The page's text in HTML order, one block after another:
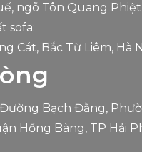
ngõ Tôn Quang Phiệt
sofa:
Cát, Bắc Từ Liêm, Hà
Đường Bạch Đằng,
Hồng Bàng, TP Hải